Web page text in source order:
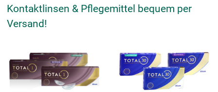
Kontaktlinsen & Pflegemittel bequem per
Versand!